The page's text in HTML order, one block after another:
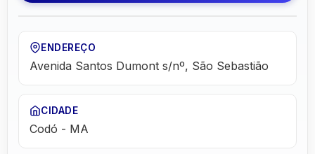
ENDEREÇO
Avenida Santos Dumont s/nº, São Sebastião
CIDADE
Codó - MA